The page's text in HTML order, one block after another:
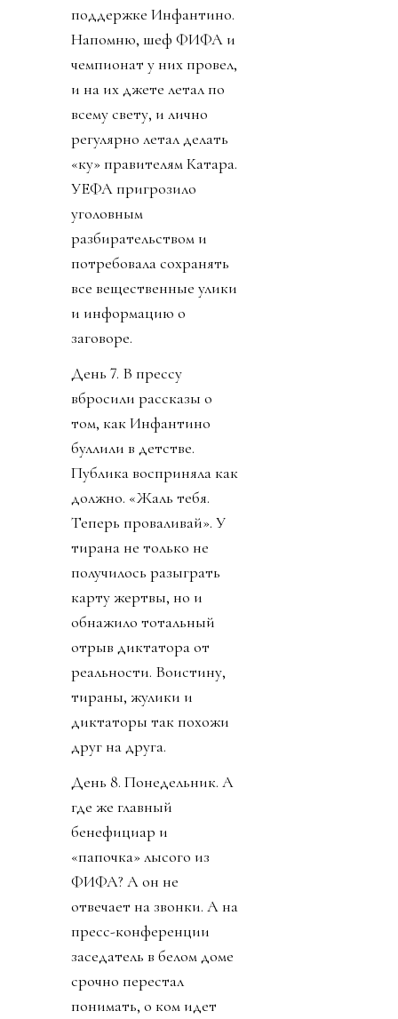
поддержке Инфантино.
Напомню, шеф ФИФА и
чемпионат у них провел,
и на их джете летал по
всему свету, и лично
регулярно летал делать
«ку» правителям Катара.
УЕФА пригрозило
уголовным
разбирательством и
потребовала сохранять
все вещественные улики
и информацию о
заговоре.
День 7. В прессу
вбросили рассказы о
том, как Инфантино
буллили в детстве.
Публика восприняла как
должно. «Жаль тебя.
Теперь проваливай». У
тирана не только не
получилось разыграть
карту жертвы, но и
обнажило тотальный
отрыв диктатора от
реальности. Воистину,
тираны, жулики и
диктаторы так похожи
друг на друга.
День 8. Понедельник. А
где же главный
бенефициар и
«папочка» лысого из
ФИФА? А он не
отвечает на звонки. А на
пресс-конференции
заседатель в белом доме
срочно перестал
понимать, о ком идет